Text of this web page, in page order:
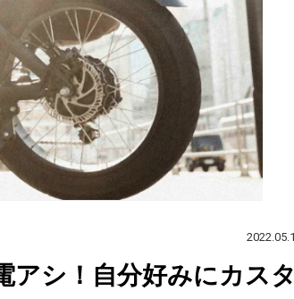
アシ！自分好みにカス